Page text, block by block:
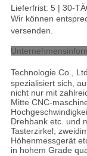
Lieferfrist: 5 | 30-
Wir können
versenden.
Technologie Co.,
spezialisiert sich,
nicht nur mit
Mitte CNC-
Drehbank etc. und
Tasterzirkel,
Höhenmessgerät
in hohem Grade